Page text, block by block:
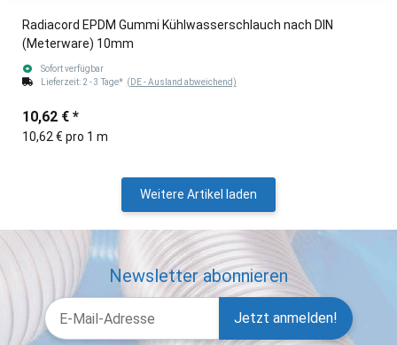
Radiacord EPDM Gummi Kühlwasserschlauch nach DIN
(Meterware) 10mm
Sofort verfügbar
Lieferzeit: 2 - 3 Tage* (DE - Ausland abweichend)
10,62 € *
10,62 € pro 1 m
Weitere Artikel laden
Newsletter abonnieren
Jetzt anmelden!